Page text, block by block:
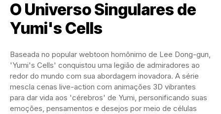
O Universo Singulares de
Yumi's Cells
Baseada no popular webtoon homônimo de Lee Dong-gun,
'Yumi's Cells' conquistou uma legião de admiradores ao
redor do mundo com sua abordagem inovadora. A série
mescla cenas live-action com animações 3D vibrantes
para dar vida aos 'cérebros' de Yumi, personificando suas
emoções, pensamentos e desejos por meio de células